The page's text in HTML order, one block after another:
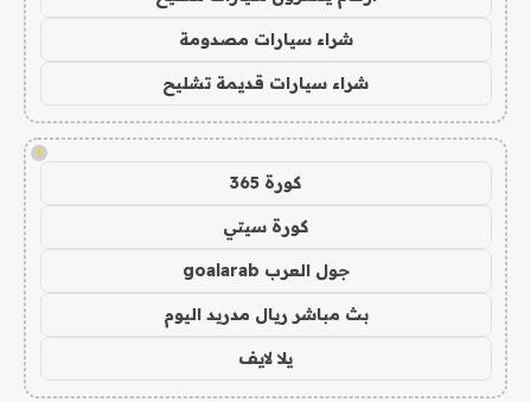
شراء سيارات مصدومة
شراء سيارات قديمة تشليح
!
كورة 365
كورة سيتي
جول العرب goalarab
بث مباشر ريال مدريد اليوم
يلا لايف